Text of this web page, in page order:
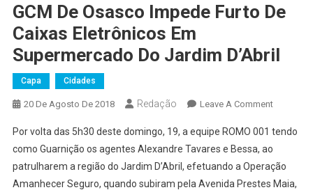
GCM De Osasco Impede Furto De
Caixas Eletrônicos Em
Supermercado Do Jardim D’Abril
Capa Cidades
20 De Agosto De 2018 Redação Leave A CommentOn
De
Osasco
Impede
Furto
Por volta das 5h30 deste domingo, 19, a equipe ROMO 001 tendo
como Guarnição os agentes Alexandre Tavares e Bessa, ao
patrulharem a região do Jardim D’Abril, efetuando a Operação
Amanhecer Seguro, quando subiram pela Avenida Prestes Maia,